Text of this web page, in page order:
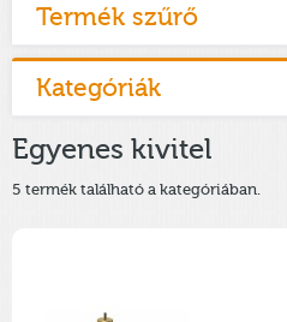
Termék szűrő
Kategóriák
Egyenes kivitel
5 termék található a kategóriában.